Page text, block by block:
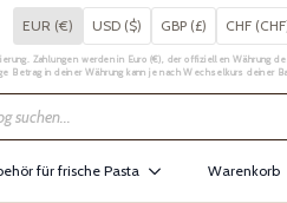
EUR (€) USD ($) GBP (£) CHF
Zahlungen werden in Euro (€), der offiziellen
Betrag in deiner Währung kann je nach Wechselkurs deiner
für frische Pasta Warenkorb